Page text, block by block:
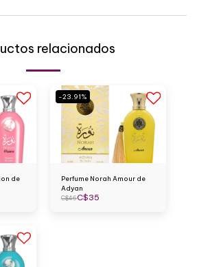
relacionados
de
-23.91%
Perfume Norah Amour de
Adyan
C$46C$35